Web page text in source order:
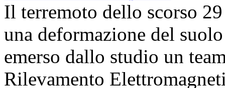
Il terremoto dello scorso
una deformazione del
emerso dallo studio un
Rilevamento